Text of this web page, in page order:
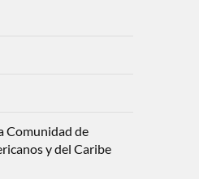
Comunidad de
y del Caribe